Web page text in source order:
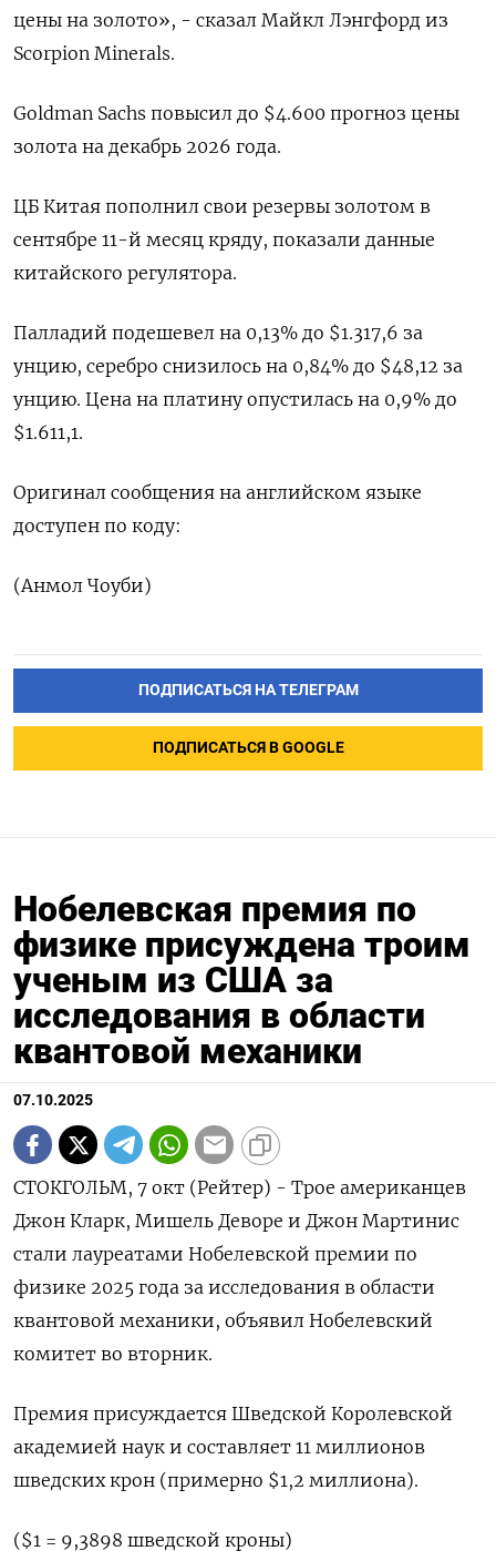
цены на золото», - сказал Майкл Лэнгфорд из
Scorpion Minerals.
Goldman Sachs повысил до $4.600 прогноз цены
золота на декабрь 2026 года.
ЦБ Китая пополнил свои резервы золотом в
сентябре 11-й месяц кряду, показали данные
китайского регулятора.
Палладий подешевел на 0,13% до $1.317,6​​ за
унцию, серебро снизилось на 0,84% до $48,12​ за
унцию. Цена на платину опустилась на 0,9% до
$1.611,1.
Оригинал сообщения на английском языке
доступен по коду:
(Анмол Чоуби)
ПОДПИСАТЬСЯ НА ТЕЛЕГРАМ
ПОДПИСАТЬСЯ В GOOGLE
Нобелевская премия по
физике присуждена троим
ученым из США за
исследования в области
квантовой механики
07.10.2025
СТОКГОЛЬМ, 7 окт (Рейтер) - Трое американцев
Джон Кларк, Мишель Деворе и Джон Мартинис
стали лауреатами Нобелевской премии по
физике 2025 года за исследования в области
квантовой механики, объявил Нобелевский
комитет во вторник.
Премия присуждается Шведской Королевской
академией наук и составляет 11 миллионов
шведских крон (примерно $1,2 миллиона).
($1 = 9,3898 шведской кроны)